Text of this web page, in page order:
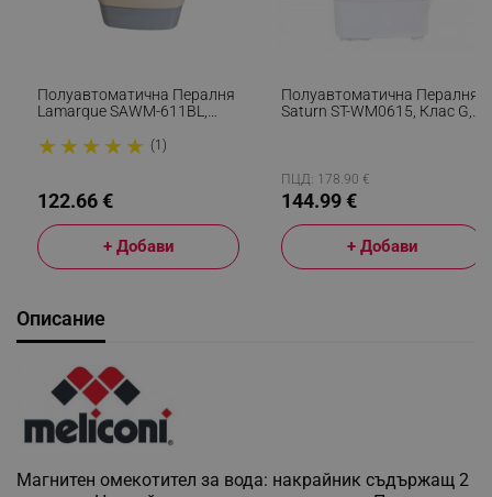
Полуавтоматична Пералня
Lamarque SAWM-611BL,
Превключвател, Син/Бял
★ ★ ★ ★ ★ (1)
122.66 €
+ Добави
Полуавтоматична Пералня
Saturn ST-WM0615, Клас G,
ПЦД: 178.90 €
144.99 €
+ Добави
Описание
Магнитен омекотител за вода: накрайник съдържащ 2